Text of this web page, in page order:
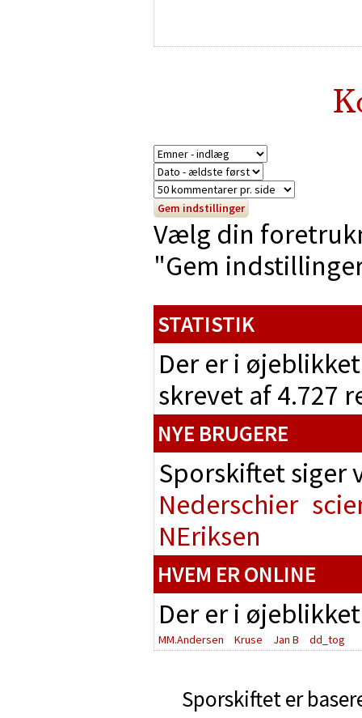
Vælg din
"Gem
STATISTIK
Der er i
skrevet af 4.727
NYE BRUGERE
Sporskiftet
Nederschier
NEriksen
HVEM ER ONLINE
Der er i
MM.Andersen Kruse Jan B dd_tog
Sporskiftet er